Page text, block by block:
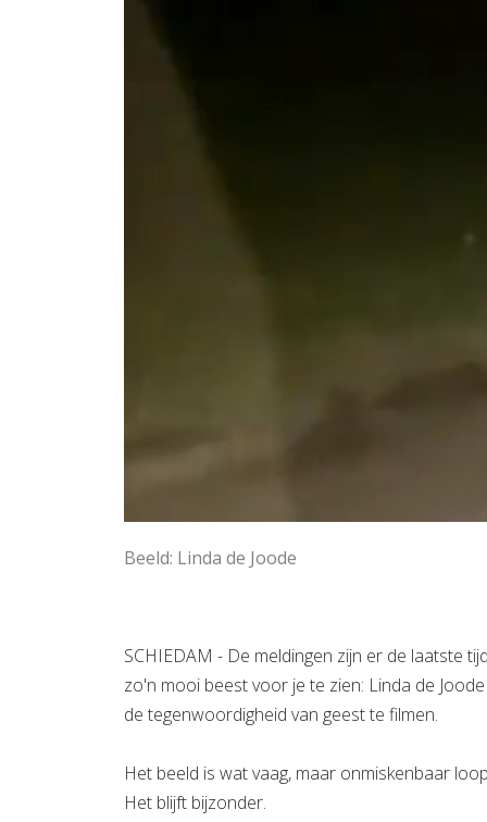
Beeld: Linda de Joode
SCHIEDAM - De meldingen zijn er de laatste
zo'n mooi beest voor je te zien: Linda de
de tegenwoordigheid van geest te filmen.
Het beeld is wat vaag, maar onmiskenbaar
Het blijft bijzonder.